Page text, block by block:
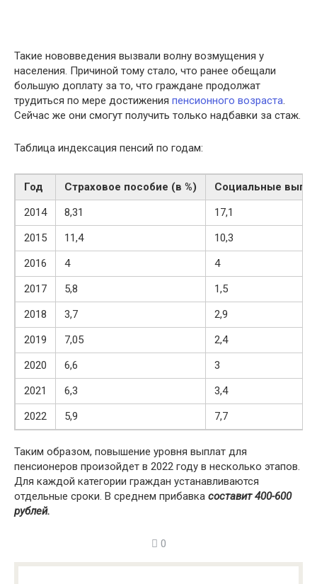
Такие нововведения вызвали волну возмущения у
населения. Причиной тому стало, что ранее обещали
большую доплату за то, что граждане продолжат
трудиться по мере достижения пенсионного возраста.
Сейчас же они смогут получить только надбавки за стаж.
Таблица индексация пенсий по годам:
Год Страховое пособие (в %)
Социальные
2014
8,31
17,1
2015
11,4
10,3
2016
4
4
2017
5,8
1,5
2018
3,7
2,9
2019
7,05
2,4
2020
6,6
3
2021
6,3
3,4
2022
5,9 7,7
Таким образом, повышение уровня выплат для
пенсионеров произойдет в 2022 году в несколько этапов.
Для каждой категории граждан устанавливаются
отдельные сроки. В среднем прибавка составит 400-600
рублей.
0